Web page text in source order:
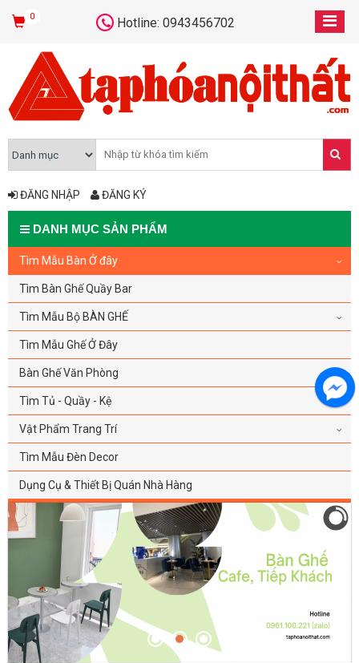
0 Hotline: 0943456702
ĐĂNG NHẬP ĐĂNG KÝ
DANH MỤC SẢN PHẨM
Tìm Mẫu Bàn Ở đây
Tìm Bàn Ghế Quầy Bar
Tìm Mẫu Bộ BÀN GHẾ
Tìm Mẫu Ghế Ở Đây
Bàn Ghế Văn Phòng
Tìm Tủ - Quầy - Kệ
Vật Phẩm Trang Trí
Tìm Mẫu Đèn Decor
Dụng Cụ & Thiết Bị Quán Nhà Hàng